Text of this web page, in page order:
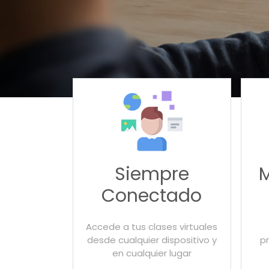
Siempre
Conectado
Accede a tus clases virtuales
desde cualquier dispositivo y
en cualquier lugar